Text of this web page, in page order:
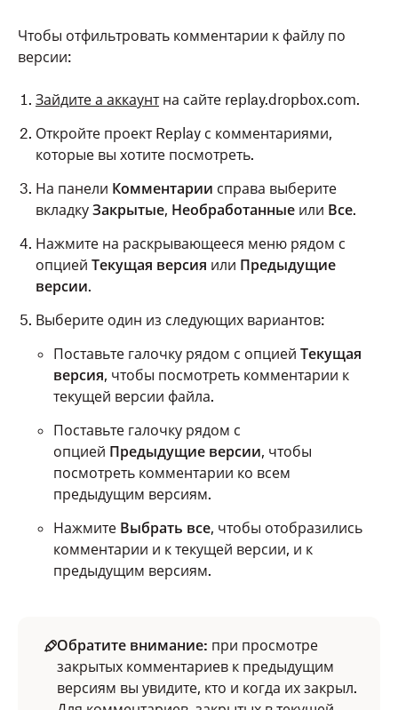
Зайдите а аккаунтна сайте replay.dropbox.com.
Откройте файл, который хотите
начало ролика, который хотите
прокомментировать.
Нажмите на поле для комментариев.
в то место, где вы хотите, чтобы ваш
комментарий закончился.
пунктомОпубликовать.
ВыберитеРедакторы (вид)
НажмитеОпубликовать.
Вы увидите, как ваш комментарий появится на
публикации комментария.
Если вы добавили рисунок к комментарию
о диапазоне времени, рисунок будет
Чтобы отфильтровать комментарии к файлу по
версии:
Зайдите а аккаунтна сайте replay.dropbox.com.
Откройте проект Replay с комментариями,
которые вы хотите посмотреть.
На панели Комментарии справа выберите
вкладку Закрытые, Необработанные или Все.
Нажмите на раскрывающееся меню рядом с
опцией Текущая версия или Предыдущие
версии.
Выберите один из следующих вариантов:
Поставьте галочку рядом с опцией Текущая
версия, чтобы посмотреть комментарии к
текущей версии файла.
Поставьте галочку рядом с
опцией Предыдущие версии, чтобы
посмотреть комментарии ко всем
предыдущим версиям.
Нажмите Выбрать все, чтобы отобразились
комментарии и к текущей версии, и к
предыдущим версиям.
Обратите внимание: при просмотре
закрытых комментариев к предыдущим
версиям вы увидите, кто и когда их закрыл.